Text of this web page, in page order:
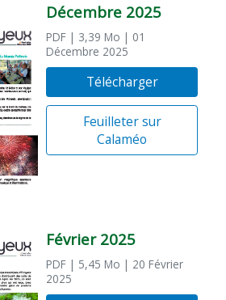
Décembre 2025
PDF | 3,39 Mo | 01
Décembre 2025
Télécharger
Feuilleter sur
Calaméo
Février 2025
PDF | 5,45 Mo | 20 Février
2025